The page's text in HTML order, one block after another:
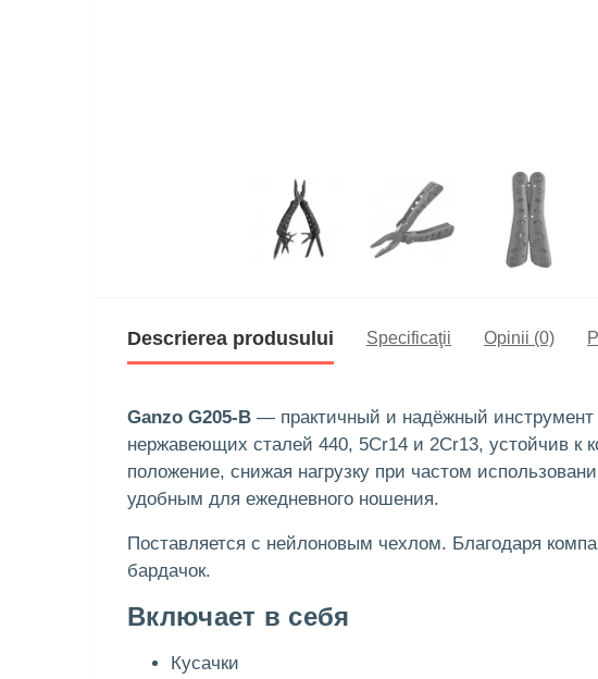
Descrierea produsului Specificaţii Opinii (0)
Ganzo G205-B — практичный и надёжный инструмент
нержавеющих сталей 440, 5Cr14 и 2Cr13, устойчив к
положение, снижая нагрузку при частом
удобным для ежедневного ношения.
Поставляется с нейлоновым чехлом. Благодаря
бардачок.
Включает в себя
Кусачки